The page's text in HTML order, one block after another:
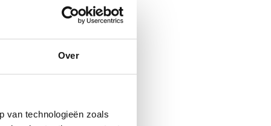
Over
van technologieën zoals